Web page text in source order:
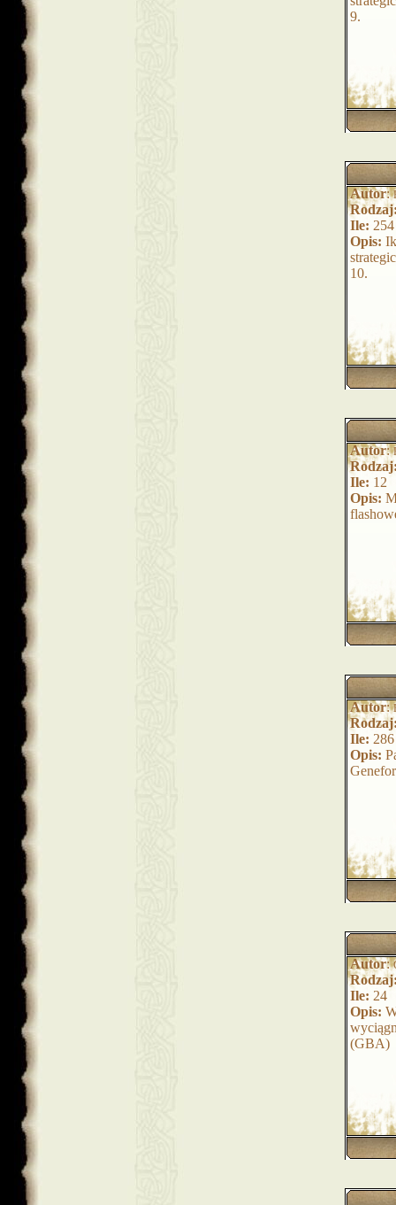
9.
Autor:
Ile: 254
Opis:
10.
Autor:
Ile: 12
Opis:
Autor:
Ile: 286
Opis:
Autor:
Ile: 24
Opis:
(GBA)